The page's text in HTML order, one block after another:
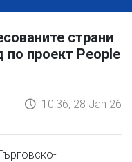
страни
по проект People
10:36, 28 Jan 26